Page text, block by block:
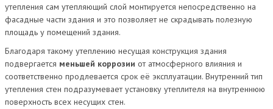
утепления сам утепляющий слой монтируется непосредственно на
фасадные части здания и это позволяет не скрадывать полезную
площадь у помещений здания.
Благодаря такому утеплению несущая конструкция здания
подвергается меньшей коррозии от атмосферного влияния и
соответственно продлевается срок её эксплуатации. Внутренний тип
утепления стен подразумевает установку утеплителя на внутреннюю
поверхность всех несущих стен.